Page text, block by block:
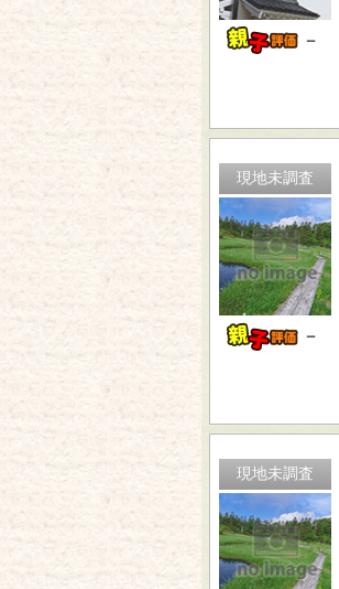
－
現地未調査
－
現地未調査